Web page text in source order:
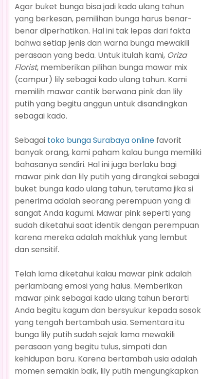
Agar buket bunga bisa jadi kado ulang tahun
yang berkesan, pemilihan bunga harus benar-
benar diperhatikan. Hal ini tak lepas dari fakta
bahwa setiap jenis dan warna bunga mewakili
perasaan yang beda. Untuk itulah kami, Oriza
Florist, memberikan pilihan bunga mawar mix
(campur) lily sebagai kado ulang tahun. Kami
memilih mawar cantik berwana pink dan lily
putih yang begitu anggun untuk disandingkan
sebagai kado.
Sebagai toko bunga Surabaya online favorit
banyak orang, kami paham kalau bunga memiliki
bahasanya sendiri. Hal ini juga berlaku bagi
mawar pink dan lily putih yang dirangkai sebagai
buket bunga kado ulang tahun, terutama jika si
penerima adalah seorang perempuan yang di
sangat Anda kagumi. Mawar pink seperti yang
sudah diketahui saat identik dengan perempuan
karena mereka adalah makhluk yang lembut
dan sensitif.
Telah lama diketahui kalau mawar pink adalah
perlambang emosi yang halus. Memberikan
mawar pink sebagai kado ulang tahun berarti
Anda begitu kagum dan bersyukur kepada sosok
yang tengah bertambah usia. Sementara itu
bunga lily putih sudah sejak lama mewakili
perasaan yang begitu tulus, simpati dan
kehidupan baru. Karena bertambah usia adalah
momen semakin baik, lily putih mengungkapkan